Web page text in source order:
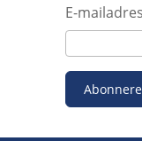
E-mailadres